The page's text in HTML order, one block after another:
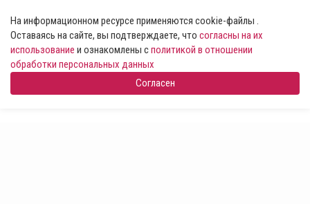
На информационном ресурсе применяются cookie-файлы .
Оставаясь на сайте, вы подтверждаете, что согласны на их
использование и ознакомлены сполитикой в отношении
обработки персональных данных
Согласен